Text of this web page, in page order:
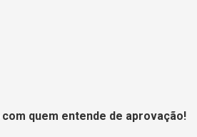
quem entende de aprovação!